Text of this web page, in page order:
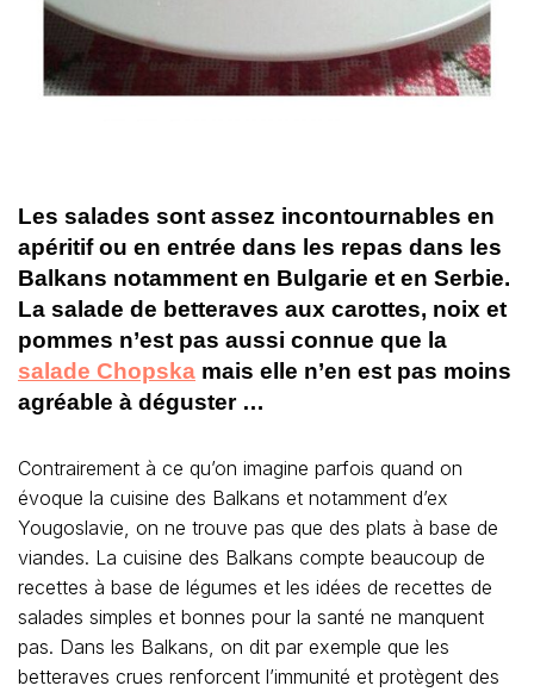
Les salades sont assez incontournables en
apéritif ou en entrée dans les repas dans les
Balkans notamment en Bulgarie et en Serbie.
La salade de betteraves aux carottes, noix et
pommes n’est pas aussi connue que la
salade Chopska mais elle n’en est pas moins
agréable à déguster …
Contrairement à ce qu’on imagine parfois quand on
évoque la cuisine des Balkans et notamment d’ex
Yougoslavie, on ne trouve pas que des plats à base de
viandes. La cuisine des Balkans compte beaucoup de
recettes à base de légumes et les idées de recettes de
salades simples et bonnes pour la santé ne manquent
pas. Dans les Balkans, on dit par exemple que les
betteraves crues renforcent l’immunité et protègent des